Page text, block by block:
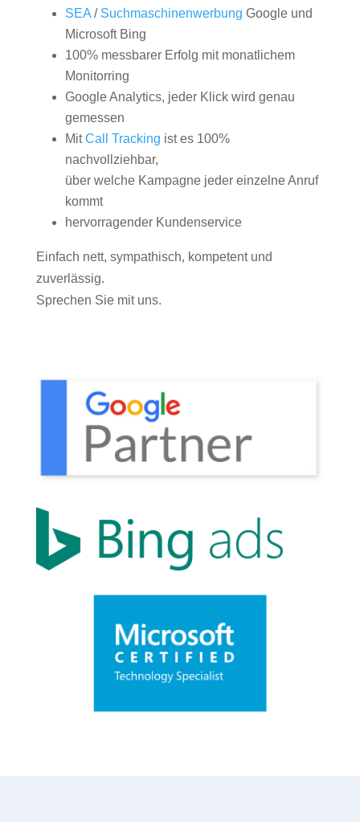
SEA/ Suchmaschinenwerbung Google und
Microsoft Bing
100% messbarer Erfolg mit monatlichem
Monitorring
Google Analytics, jeder Klick wird genau
gemessen
MitCall Tracking ist es 100%
nachvollziehbar,
über welche Kampagne jeder einzelne Anruf
kommt
hervorragender Kundenservice
Einfach nett, sympathisch, kompetent und
zuverlässig.
Sprechen Sie mit uns.